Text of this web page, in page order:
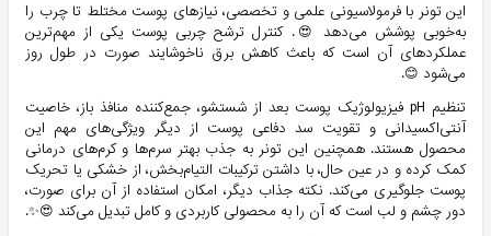
این تونر با فرمولاسیونی علمی و تخصصی، نیازهای پوست مختلط تا چرب را
به‌خوبی پوشش می‌دهد 😍. کنترل ترشح چربی پوست یکی از مهم‌ترین
عملکردهای آن است که باعث کاهش برق ناخوشایند صورت در طول روز
می‌شود 😊.
تنظیم pH فیزیولوژیک پوست بعد از شستشو، جمع‌کننده منافذ باز، خاصیت
آنتی‌اکسیدانی و تقویت سد دفاعی پوست از دیگر ویژگی‌های مهم این
محصول هستند. همچنین این تونر به جذب بهتر سرم‌ها و کرم‌های درمانی
کمک کرده و در عین حال، با داشتن ترکیبات التیام‌بخش، از خشکی یا تحریک
پوست جلوگیری می‌کند. نکته جذاب دیگر، امکان استفاده از آن برای صورت،
دور چشم و لب است که آن را به محصولی کاربردی و کامل تبدیل می‌کند 😍✨.